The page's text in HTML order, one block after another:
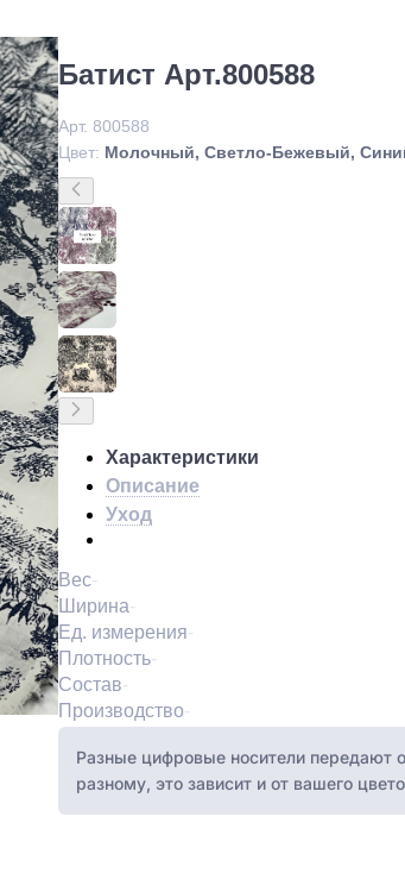
Батист Арт.800588
Арт. 800588
Цвет: Молочный, Светло-Бежевый,
Характеристики
Описание
Уход
Вес
Ширина
Ед. измерения
Плотность
Состав
Производство
Разные цифровые носители передают
разному, это зависит и от вашего